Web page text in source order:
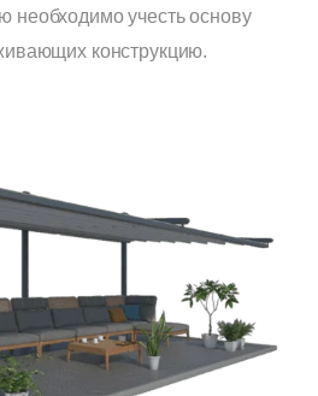
необходимо учесть основу
конструкцию.